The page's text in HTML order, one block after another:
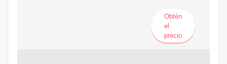
Obtén
el
precio